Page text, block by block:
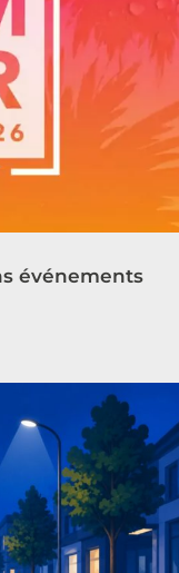
événements